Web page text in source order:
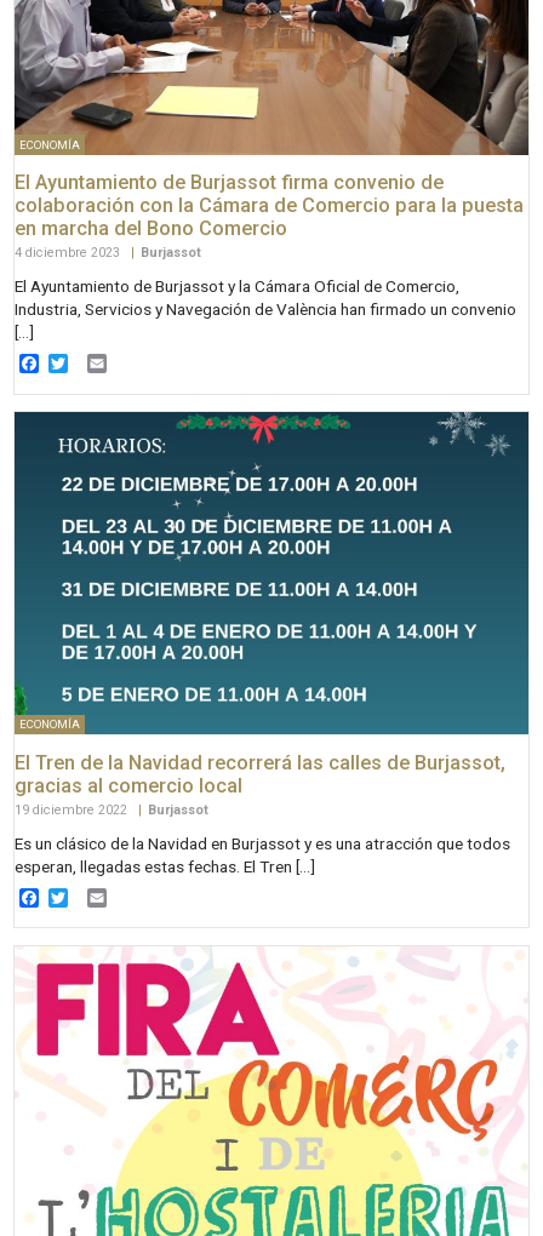
ECONOMÍA
El Ayuntamiento de Burjassot firma convenio de
colaboración con la Cámara de Comercio para la puesta
en marcha del Bono Comercio
4 diciembre 2023 Burjassot
El Ayuntamiento de Burjassot y la Cámara Oficial de Comercio,
Industria, Servicios y Navegación de València han firmado un convenio
[…]
Facebook
Twitter
ECONOMÍA
El Tren de la Navidad recorrerá las calles de Burjassot,
gracias al comercio local
19 diciembre 2022 Burjassot
Es un clásico de la Navidad en Burjassot y es una atracción que todos
esperan, llegadas estas fechas. El Tren […]
Facebook
Twitter